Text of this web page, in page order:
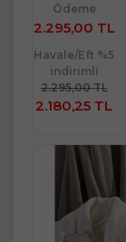
Ödeme
2.295,00 TL
Havale/Eft %5
indirimli
2.295,00 TL
2.180,25 TL